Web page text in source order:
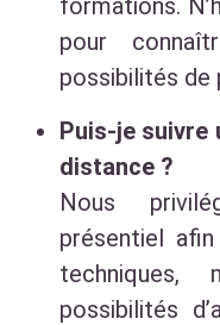
formations.
pour
possibilités de
Puis-je suivre
distance ?
Nous
présentiel
techniques,
possibilités